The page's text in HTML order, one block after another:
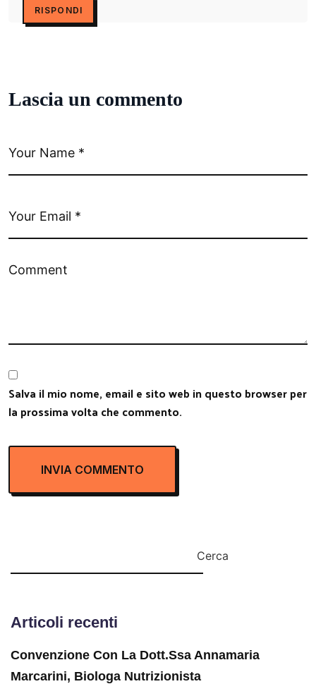
RISPONDI
Lascia un commento
Salva il mio nome, email e sito web in questo browser per
la prossima volta che commento.
Cerca
Articoli recenti
Convenzione Con La Dott.ssa Annamaria
Marcarini, Biologa Nutrizionista